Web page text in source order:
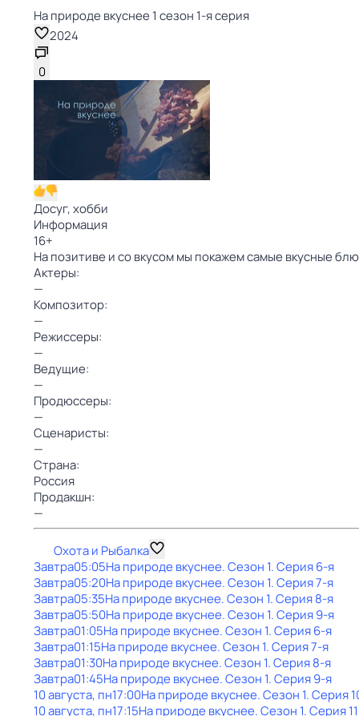
На природе вкуснее 1 сезон 1-я серия
2024
0
Досуг, хобби
Информация
16+
На позитиве и со вкусом мы покажем самые вкусные
Актеры:
—
Композитор:
—
Режиссеры:
—
Ведущие:
—
Продюссеры:
—
Сценаристы:
—
Страна:
Россия
Продакшн:
—
Охота и Рыбалка
Завтра05:05На природе вкуснее. Сезон 1. Серия 6-я
Завтра05:20На природе вкуснее. Сезон 1. Серия 7-я
Завтра05:35На природе вкуснее. Сезон 1. Серия 8-я
Завтра05:50На природе вкуснее. Сезон 1. Серия 9-я
Завтра01:05На природе вкуснее. Сезон 1. Серия 6-я
Завтра01:15На природе вкуснее. Сезон 1. Серия 7-я
Завтра01:30На природе вкуснее. Сезон 1. Серия 8-я
Завтра01:45На природе вкуснее. Сезон 1. Серия 9-я
10 августа, пн17:00На природе вкуснее. Сезон 1. Серия
10 августа, пн17:15На природе вкуснее. Сезон 1. Серия